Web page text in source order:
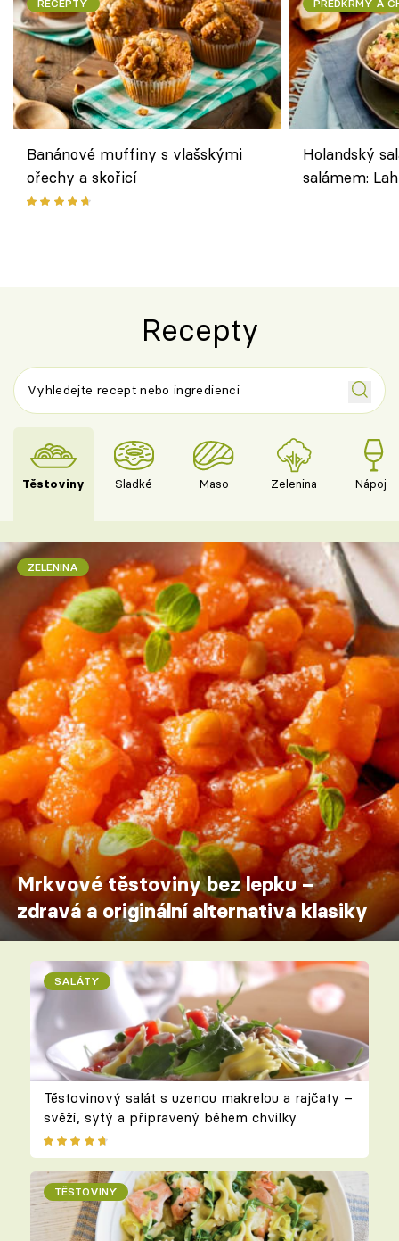
RECEPTY
Banánové muffiny s vlašskými
ořechy a skořicí
PŘEDKRMY A
Holandský
salámem:
Recepty
Těstoviny Sladké Maso Zelenina Nápoje
ZELENINA
Mrkvové těstoviny bez lepku –
zdravá a originální alternativa klasiky
SALÁTY
Těstovinový salát s uzenou makrelou a rajčaty –
svěží, sytý a připravený během chvilky
TĚSTOVINY